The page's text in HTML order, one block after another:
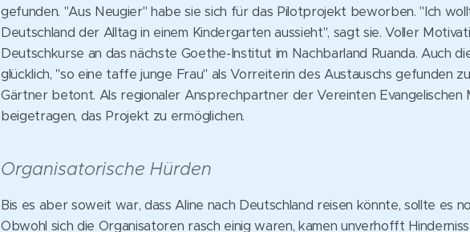
gefunden. "Aus Neugier" habe sie sich für das Pilotprojekt beworben. "Ich
Deutschland der Alltag in einem Kindergarten aussieht", sagt sie. Voller
Deutschkurse an das nächste Goethe-Institut im Nachbarland Ruanda. Auch
glücklich, "so eine taffe junge Frau" als Vorreiterin des Austauschs gefunden
Gärtner betont. Als regionaler Ansprechpartner der Vereinten Evangelischen
beigetragen, das Projekt zu ermöglichen.
Organisatorische Hürden
Bis es aber soweit war, dass Aline nach Deutschland reisen könnte, sollte es
Obwohl sich die Organisatoren rasch einig waren, kamen unverhofft